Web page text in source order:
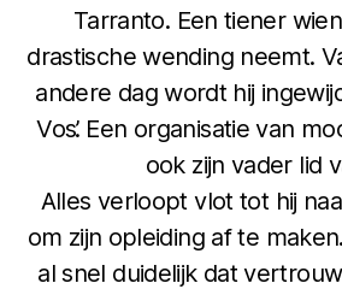
Tarranto. Een tiener
drastische wending neemt.
andere dag wordt hij
Vos’. Een organisatie van
ook zijn vader lid
Alles verloopt vlot tot hij
om zijn opleiding af te
al snel duidelijk dat